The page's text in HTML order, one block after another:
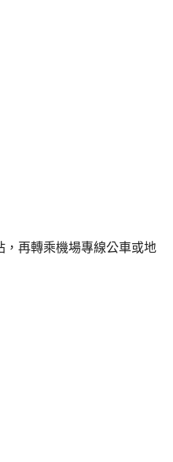
再轉乘機場專線公車或地